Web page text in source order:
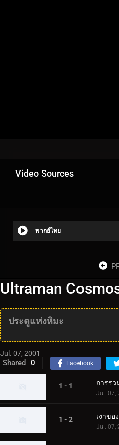
Video Sources
พากย์ไทย
Ultraman
ประตูแห่งหิมะ
Jul. 07, 2001
Shared 0 Facebook
1 - 1 การรว
Jul. 07,
1 - 2 เงาขอ
Jul. 07,